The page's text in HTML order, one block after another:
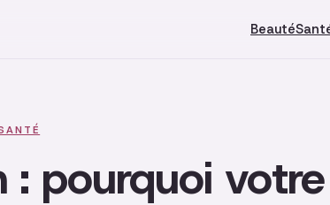
Beauté
: pourquoi votre